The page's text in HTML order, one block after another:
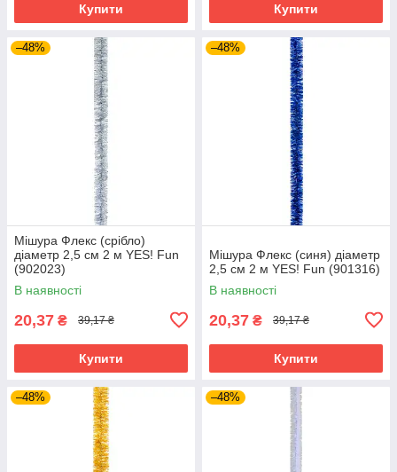
Купити Купити
–48%
Мішура Флекс (срібло)
діаметр 2,5 см 2 м YES! Fun
(902023)
В наявності
20,37 ₴ 39,17 ₴
Купити
–48%
Мішура Флекс (синя) діаметр
2,5 см 2 м YES! Fun (901316)
В наявності
20,37 ₴ 39,17 ₴
Купити
–48% –48%